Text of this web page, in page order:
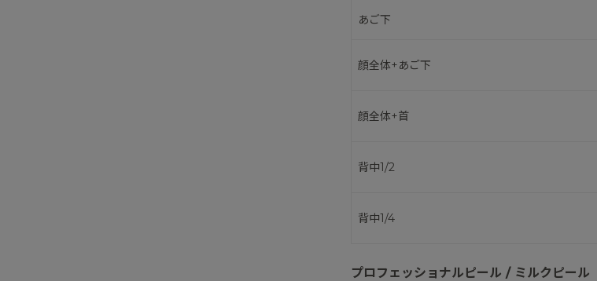
あご下
顔全体+あご下
顔全体+首
背中1/2
背中1/4
プロフェッショナルピール / ミルクピール